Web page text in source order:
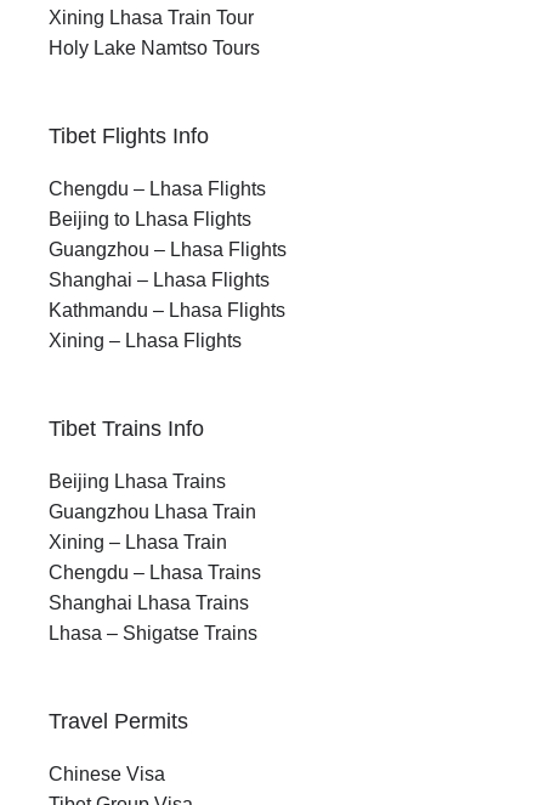
Xining Lhasa Train Tour
Holy Lake Namtso Tours
Tibet Flights Info
Chengdu – Lhasa Flights
Beijing to Lhasa Flights
Guangzhou – Lhasa Flights
Shanghai – Lhasa Flights
Kathmandu – Lhasa Flights
Xining – Lhasa Flights
Tibet Trains Info
Beijing Lhasa Trains
Guangzhou Lhasa Train
Xining – Lhasa Train
Chengdu – Lhasa Trains
Shanghai Lhasa Trains
Lhasa – Shigatse Trains
Travel Permits
Chinese Visa